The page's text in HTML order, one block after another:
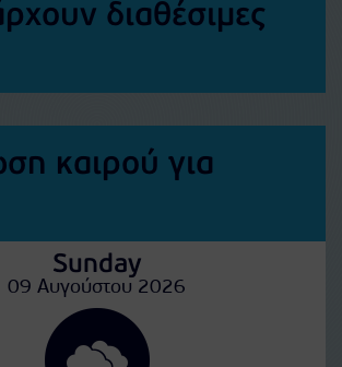
διαθέσιμες
καιρού για
Sunday
09 Αυγούστου 2026